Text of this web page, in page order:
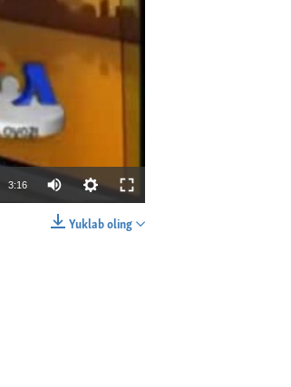
3:16
Yuklab oling